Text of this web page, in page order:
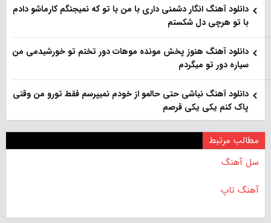
دانلود آهنگ انگار دشمنی داری با من با تو که نمیجنگم کارماشو دادم
با تو هرچی دل شکستم
دانلود آهنگ هنوز پخش مونده موهات دور تختم تو خورشیدمی من
سیاره دور تو میگردم
دانلود آهنگ نباشی حتی حالمو از خودم نمیپرسم فقط تورو من وقتی
پاک کنم یکی یکی قرصم
مطالب مرتبط
سل آهنگ
آهنگ تاپ